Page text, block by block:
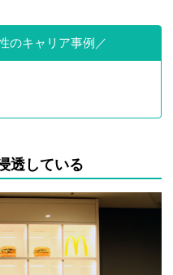
のキャリア事例
透している